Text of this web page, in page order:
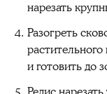
нарезать
Разогреть
и готовить до